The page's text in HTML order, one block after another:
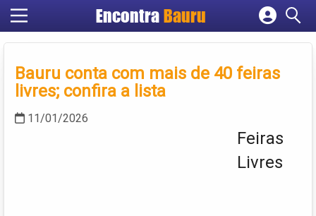
Encontra Bauru
Cadastrar empresa
Criar conta
Bauru conta com mais de 40 feiras
livres; confira a lista
11/01/2026
Feiras
Livres